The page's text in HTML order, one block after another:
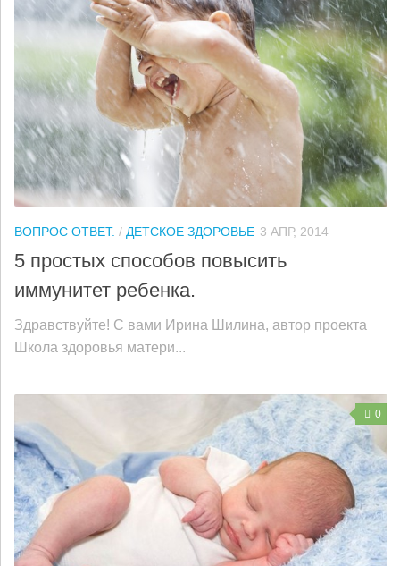
ВОПРОС ОТВЕТ. / ДЕТСКОЕ ЗДОРОВЬЕ 3 АПР, 2014
5 простых способов повысить
иммунитет ребенка.
Здравствуйте! С вами Ирина Шилина, автор проекта
Школа здоровья матери...
0